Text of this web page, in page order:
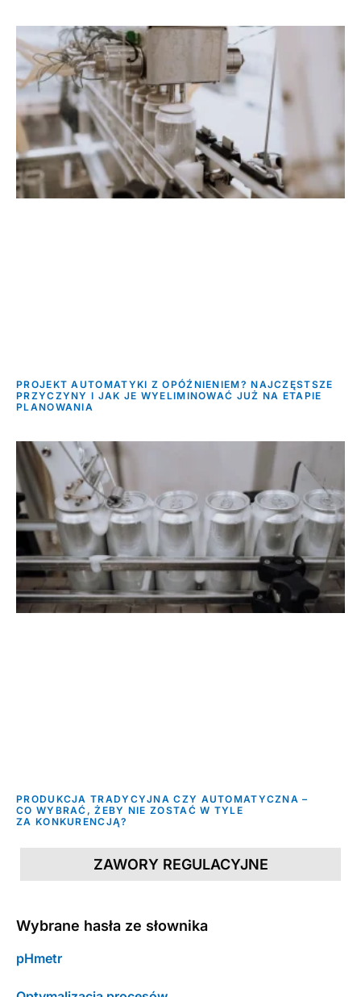
PROJEKT AUTOMATYKI Z OPÓŹNIENIEM? NAJCZĘSTSZE
PRZYCZYNY I JAK JE WYELIMINOWAĆ JUŻ NA ETAPIE
PLANOWANIA
PRODUKCJA TRADYCYJNA CZY AUTOMATYCZNA –
CO WYBRAĆ, ŻEBY NIE ZOSTAĆ W TYLE
ZA KONKURENCJĄ?
ZAWORY REGULACYJNE
Wybrane hasła ze słownika
pHmetr